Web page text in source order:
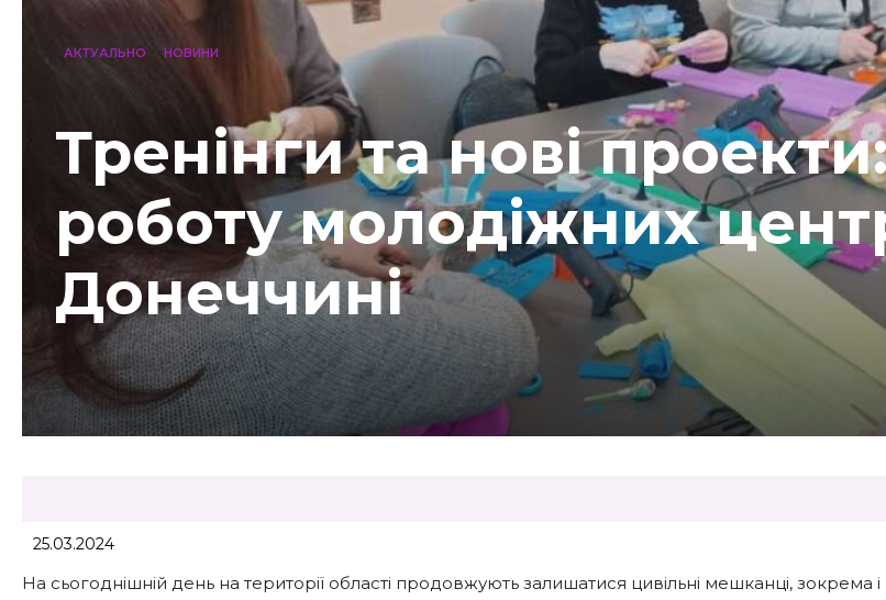
АКТУАЛЬНО НОВИНИ
Тренінги та нові
роботу молодіжних
Донеччині
25.03.2024
На сьогоднішній день на території області продовжують залишатися цивільні мешканці, зокрема